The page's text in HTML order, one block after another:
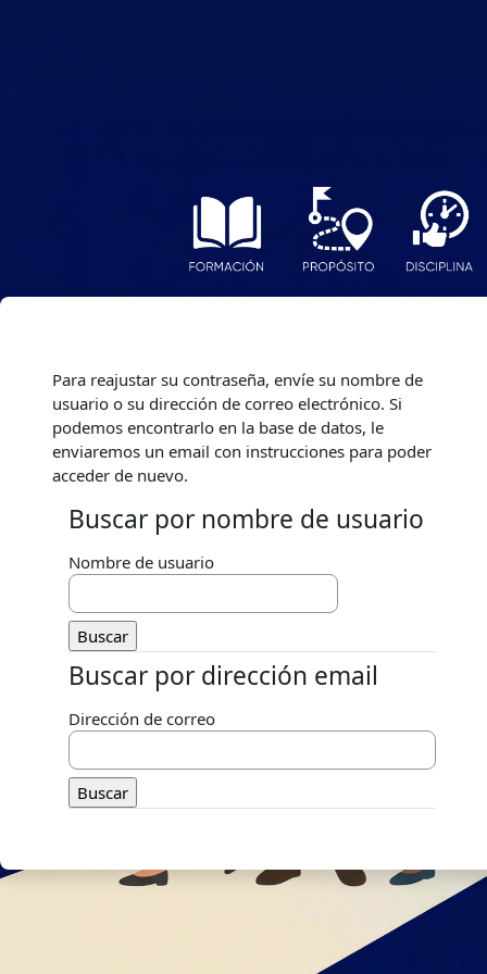
Para reajustar su contraseña, envíe su nombre de
usuario o su dirección de correo electrónico. Si
podemos encontrarlo en la base de datos, le
enviaremos un email con instrucciones para poder
acceder de nuevo.
Buscar por nombre de usuario
Buscar por nombre de usuario
Nombre de usuario
Buscar por dirección email
Buscar por dirección email
Dirección de correo